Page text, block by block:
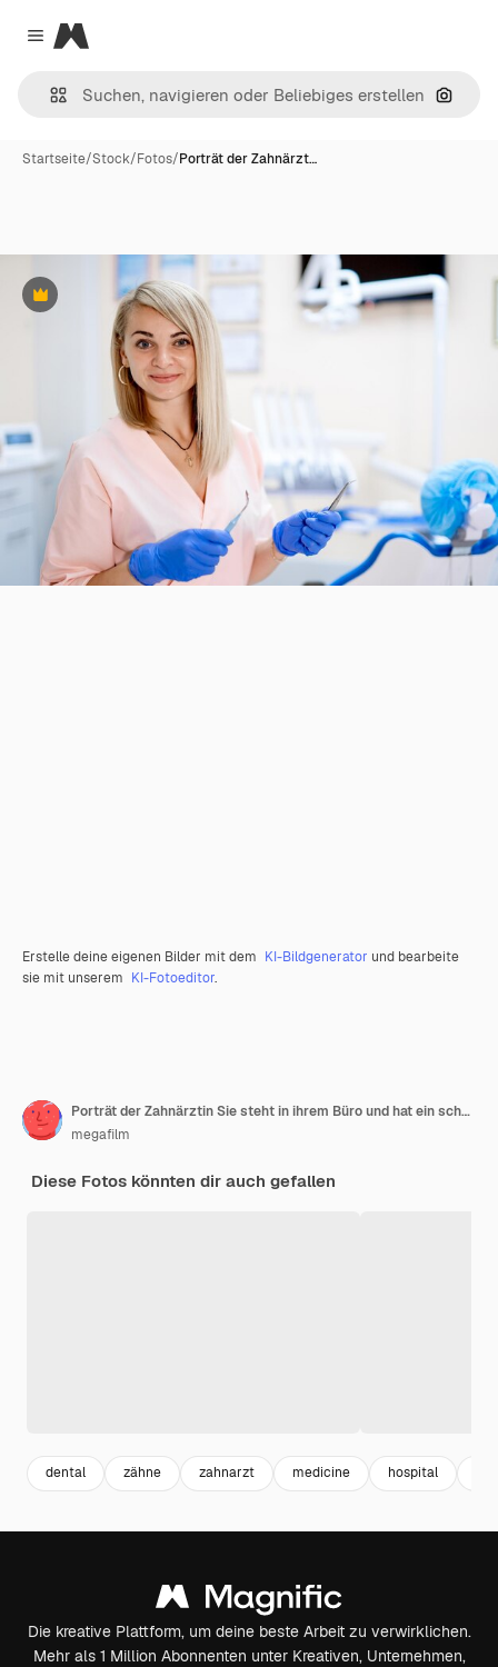
Close menu
Magnific
Nach
Startseite/Stock/Fotos/Porträt der Zahnärzt…
Premium
Erstelle deine eigenen Bilder mit dem KI-Bildgenerator und bearbeite
sie mit unserem KI-Fotoeditor.
Porträt der Zahnärztin Sie steht in ihrem Büro und hat ein schönes Lächeln Stomatologiekonzept
megafilm
Diese Fotos könnten dir auch gefallen
dental zähne zahnarzt medicine hospital
Die kreative Plattform, um deine beste Arbeit zu verwirklichen.
Mehr als 1 Million Abonnenten unter Kreativen, Unternehmen,